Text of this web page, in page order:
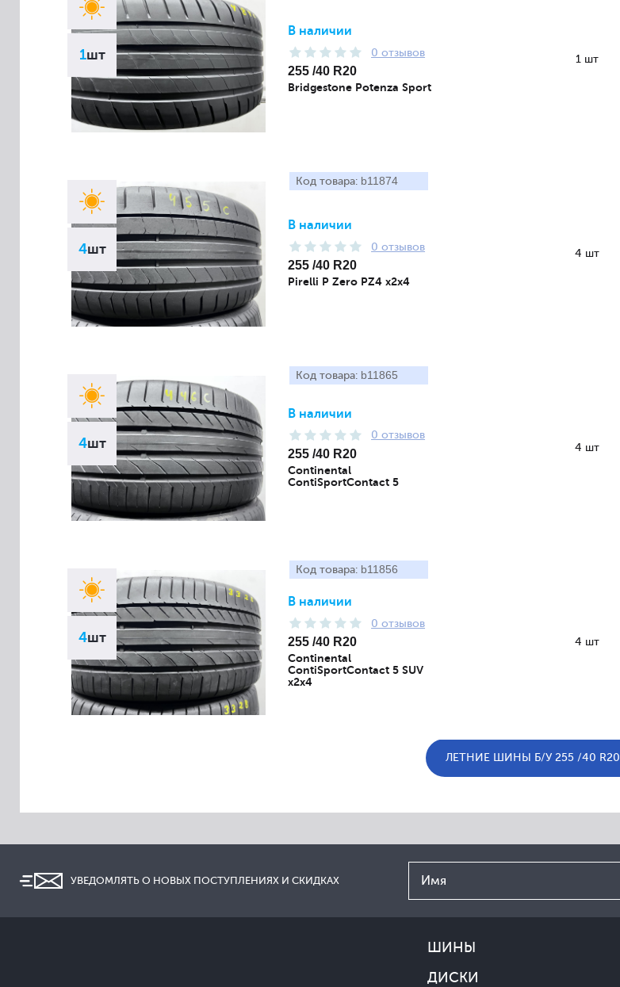
1шт
В наличии
0 отзывов
255 /40 R20
Bridgestone Potenza Sport
1 шт
4шт
Код товара: b11874
В наличии
0 отзывов
255 /40 R20
Pirelli P Zero PZ4 x2x4
4 шт
4шт
Код товара: b11865
В наличии
0 отзывов
255 /40 R20
Continental
ContiSportContact 5
4 шт
4шт
Код товара: b11856
В наличии
0 отзывов
255 /40 R20
Continental
ContiSportContact 5 SUV
x2x4
4 шт
ЛЕТНИЕ ШИНЫ Б/У 255 /40 R20
УВЕДОМЛЯТЬ О НОВЫХ ПОСТУПЛЕНИЯХ И СКИДКАХ
ШИНЫ
ДИСКИ